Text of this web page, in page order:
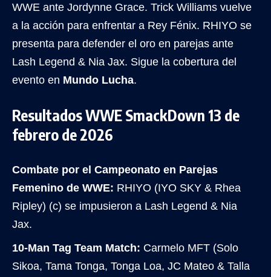
WWE ante Jordynne Grace. Trick Williams vuelve
a la acción para enfrentar a Rey Fénix. RHIYO se
presenta para defender el oro en parejas ante
Lash Legend & Nia Jax. Sigue la cobertura del
evento en Mundo Lucha.
Resultados WWE SmackDown 13 de
febrero de 2026
Combate por el Campeonato en Parejas
Femenino de WWE: RHIYO (IYO SKY & Rhea
Ripley) (c) se impusieron a Lash Legend & Nia
Jax.
10-Man Tag Team Match: Carmelo MFT (Solo
Sikoa, Tama Tonga, Tonga Loa, JC Mateo & Talla